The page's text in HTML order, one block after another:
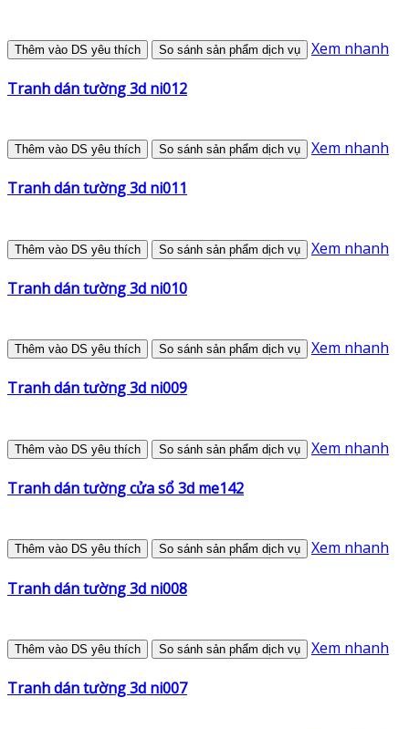
Thêm vào DS yêu thích So sánh sản phẩm dịch vụ Xem nhanh
Tranh dán tường 3d ni012
Thêm vào DS yêu thích So sánh sản phẩm dịch vụ Xem nhanh
Tranh dán tường 3d ni011
Thêm vào DS yêu thích So sánh sản phẩm dịch vụ Xem nhanh
Tranh dán tường 3d ni010
Thêm vào DS yêu thích So sánh sản phẩm dịch vụ Xem nhanh
Tranh dán tường 3d ni009
Thêm vào DS yêu thích So sánh sản phẩm dịch vụ Xem nhanh
Tranh dán tường cửa sổ 3d me142
Thêm vào DS yêu thích So sánh sản phẩm dịch vụ Xem nhanh
Tranh dán tường 3d ni008
Thêm vào DS yêu thích So sánh sản phẩm dịch vụ Xem nhanh
Tranh dán tường 3d ni007